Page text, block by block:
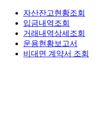
자산잔고현황조회
입금내역조회
거래내역상세조회
운용현황보고서
비대면 계약서 조회